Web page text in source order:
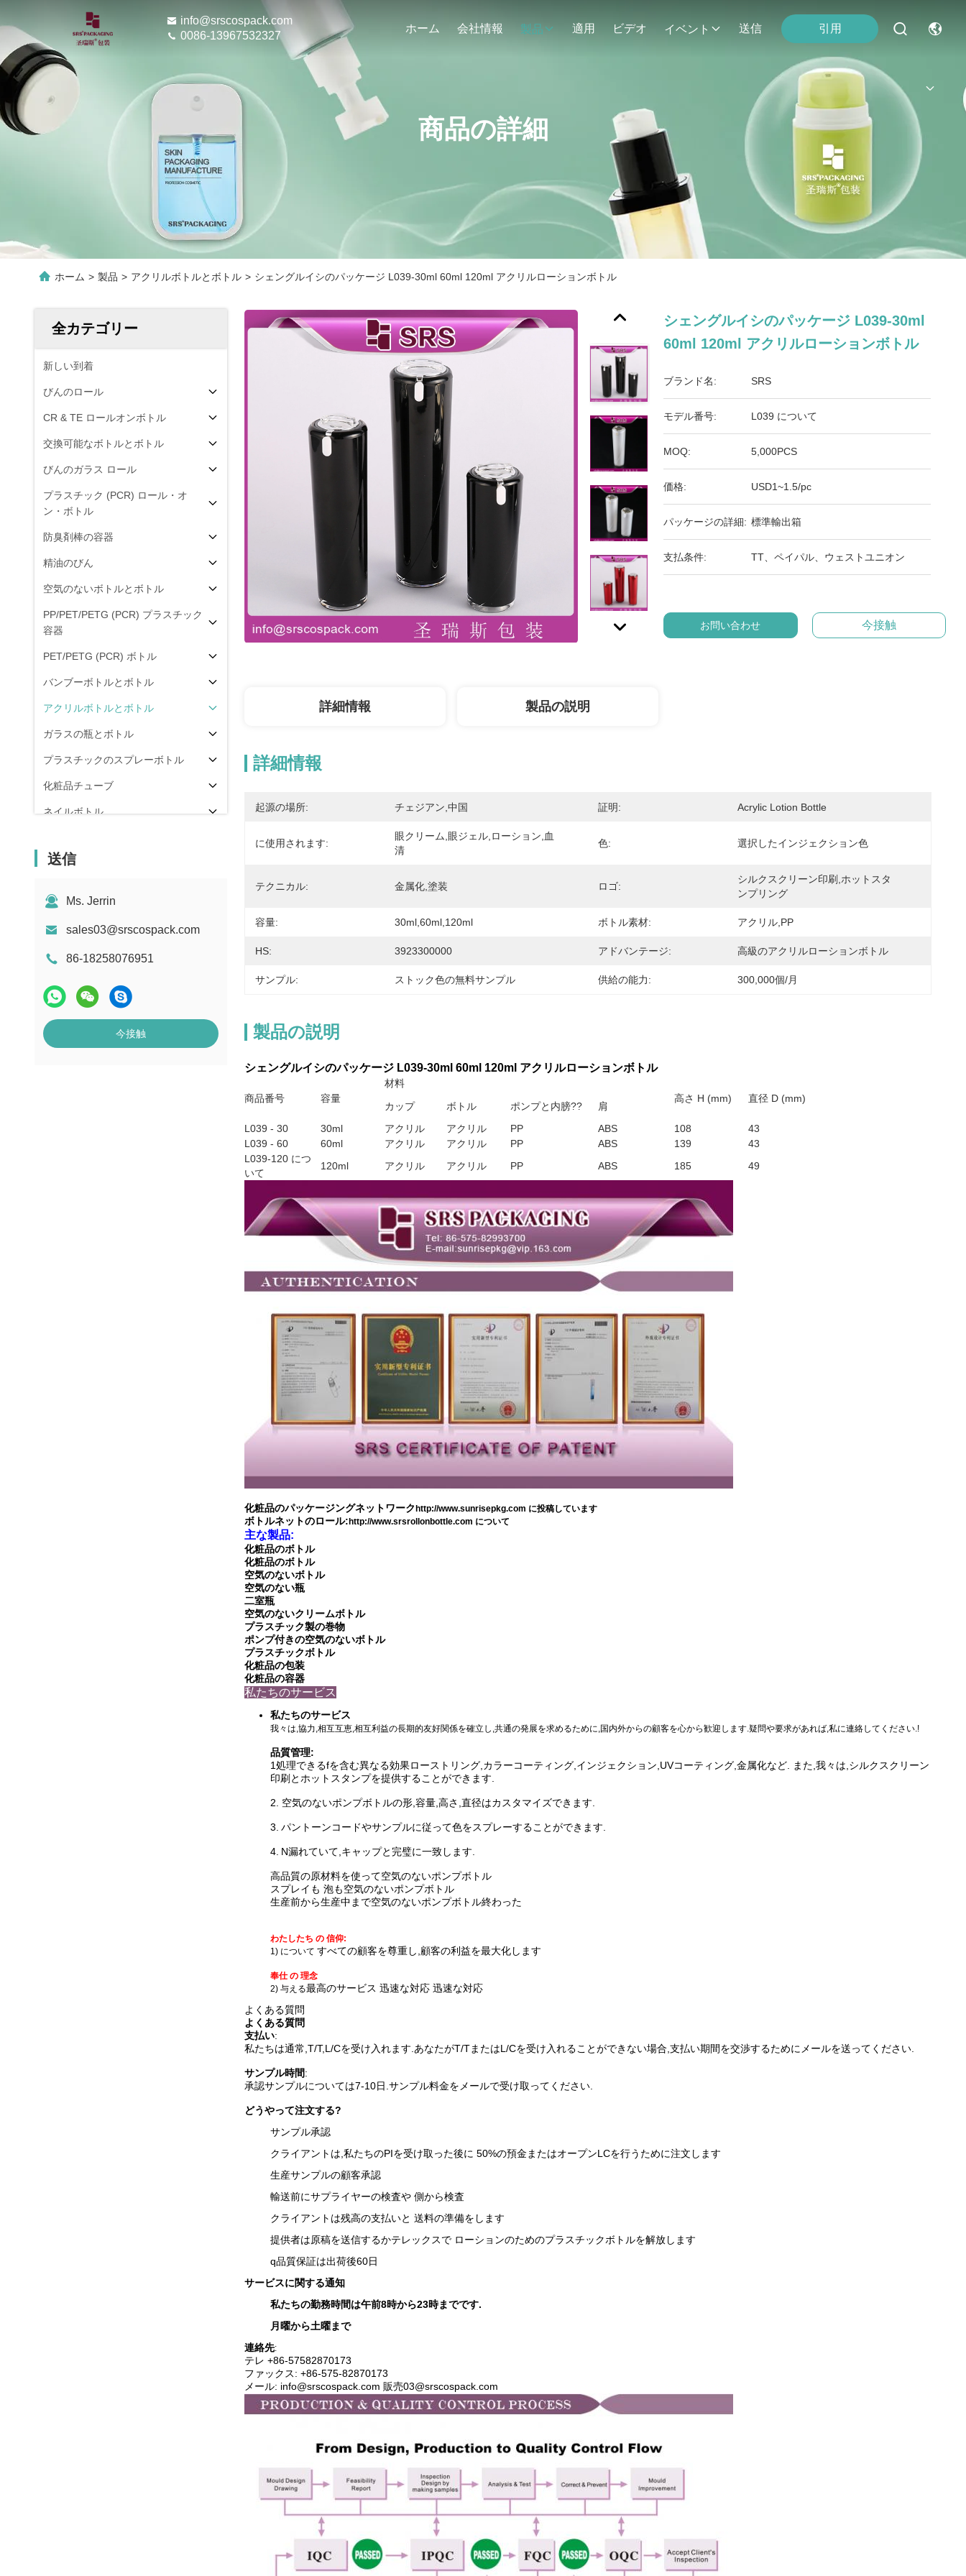
info@srscospack.com
0086-13967532327
ホーム 会社情報 製品 適用 ビデオ イベント 送信 引用
商品の詳細
ホーム > 製品 > アクリルボトルとボトル > シェングルイシのパッケージ L039-30ml 60ml 120ml アクリルローションボトル
全カテゴリー
新しい到着
びんのロール
CR & TE ロールオンボトル
交換可能なボトルとボトル
びんのガラス ロール
プラスチック (PCR) ロール・オ
ン・ボトル
防臭剤棒の容器
精油のびん
空気のないボトルとボトル
PP/PET/PETG (PCR) プラスチック
容器
PET/PETG (PCR) ボトル
バンブーボトルとボトル
アクリルボトルとボトル
ガラスの瓶とボトル
プラスチックのスプレーボトル
化粧品チューブ
ネイルボトル
その他
送信
Ms. Jerrin
sales03@srscospack.com
86-18258076951
今接触
シェングルイシのパッケージ L039-30ml
60ml 120ml アクリルローションボトル
ブランド名: SRS
モデル番号: L039 について
MOQ: 5,000PCS
価格: USD1~1.5/pc
パッケージの詳細: 標準輸出箱
支払条件: TT、ペイパル、ウェストユニオン
お問い合わせ 今接触
詳細情報 製品の説明
詳細情報
起源の場所: チェジアン,中国 証明: Acrylic Lotion Bottle
に使用されます:
眼クリーム,眼ジェル,ローション,血
清
色: 選択したインジェクション色
テクニカル: 金属化,塗装 ロゴ:
シルクスクリーン印刷,ホットスタ
ンプリング
容量: 30ml,60ml,120ml ボトル素材: アクリル,PP
HS: 3923300000 アドバンテージ: 高級のアクリルローションボトル
サンプル: ストック色の無料サンプル 供給の能力: 300,000個/月
製品の説明
シェングルイシのパッケージ L039-30ml 60ml 120ml アクリルローションボトル
商品番号 容量
材料
高さ H (mm)
直径 D (mm)
カップ ボトル ポンプと内膀??
肩
L039 - 30
30ml アクリル アクリル PP ABS 108
43
L039 - 60
60ml アクリル アクリル PP ABS 139
43
L039-120 につ
いて
120ml アクリル アクリル PP ABS 185 49
化粧品のパッケージングネットワーク http://www.sunrisepkg.com に投稿しています
ボトルネットのロール: http://www.srsrollonbottle.com について
主な製品:
化粧品のボトル
化粧品のボトル
空気のないボトル
空気のない瓶
二室瓶
空気のないクリームボトル
プラスチック製の巻物
ポンプ付きの空気のないボトル
プラスチックボトル
化粧品の包装
化粧品の容器
私たちのサービス
私たちのサービス
我々は,協力,相互互恵,相互利益の長期的友好関係を確立し,共通の発展を求めるために,国内外からの顧客を心から歓迎します.疑問や要求があれば,私に連絡してください.!
品質管理:
1処理できるfを含む異なる効果ローストリング,カラーコーティング,インジェクション,UVコーティング,金属化など. また,我々は,シルクスクリーン
印刷とホットスタンプを提供することができます
2. 空気のないポンプボトルの形,容量,高さ,直径はカスタマイズできます.
3. パントーンコードやサンプルに従って色をスプレーすることができます.
4. N漏れていて,キャップと完璧に一致します.
高品質の原材料を使って空気のないポンプボトル
スプレイも 泡も空気のないポンプボトル
生産前から生産中まで空気のないポンプボトル終わった
わたしたち の 信仰:
1) について すべての顧客を尊重し,顧客の利益を最大化します
奉仕 の 理念
2) 与える最高のサービス 迅速な対応 迅速な対応
よくある質問
よくある質問
支払い:
私たちは通常,T/T,L/Cを受け入れます.あなたがT/TまたはL/Cを受け入れることができない場合,支払い期間を交渉するためにメールを送ってください.
サンプル時間:
承認サンプルについては7-10日. サンプル料金をメールで受け取ってください.
どうやって注文する?
サンプル承認
クライアントは,私たちのPIを受け取った後に 50%の預金またはオープンLCを行うために注文します
生産サンプルの顧客承認
輸送前にサプライヤーの検査や 側から検査
クライアントは残高の支払いと 送料の準備をします
提供者は原稿を送信するかテレックスで ローションのためのプラスチックボトルを解放します
q品質保証は出荷後60日
サービスに関する通知
私たちの勤務時間は午前8時から23時までです.
月曜から土曜まで
連絡先:
テレ +86-57582870173
ファックス: +86-575-82870173
メール: info@srscospack.com 販売03@srscospack.com